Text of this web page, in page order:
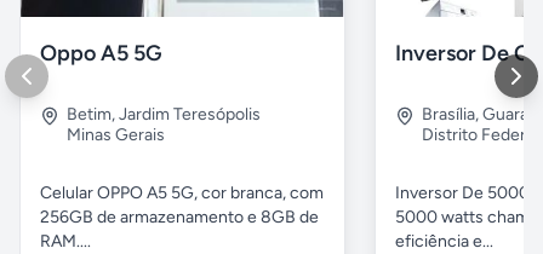
Oppo A5 5G
Betim,Jardim Teresópolis
Minas Gerais
Celular OPPO A5 5G, cor branca, com
256GB de armazenamento e 8GB de
RAM....
Brasília,Guara 2
Distrito Federal
Inversor De
5000 watts chama
eficiência e...